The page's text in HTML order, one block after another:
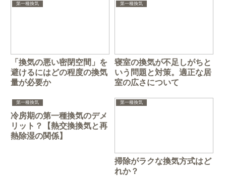
第一種換気
「換気の悪い密閉空間」を
避けるにはどの程度の換気
量が必要か
第一種換気
寝室の換気が不足しがちと
いう問題と対策。適正な居
室の広さについて
第一種換気
冷房期の第一種換気のデメ
リット？【熱交換換気と再
熱除湿の関係】
第一種換気
掃除がラクな換気方式はど
れか？